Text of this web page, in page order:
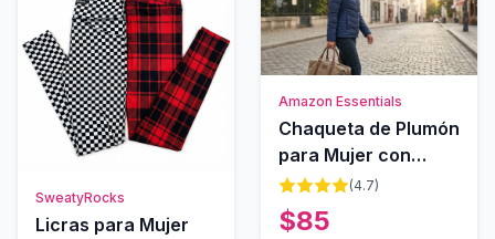
SweatyRocks
Licras para Mujer
Amazon Essentials
Chaqueta de Plumón
para Mujer con
Bolsa de Viaje
(4.7)
$85